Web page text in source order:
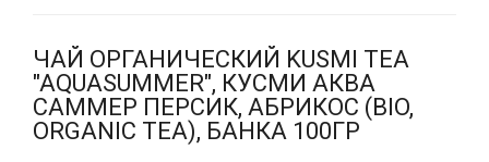
ЧАЙ ОРГАНИЧЕСКИЙ KUSMI TEA
"AQUASUMMER", КУСМИ АКВА
САММЕР ПЕРСИК, АБРИКОС (BIO,
ORGANIC TEA), БАНКА 100ГР